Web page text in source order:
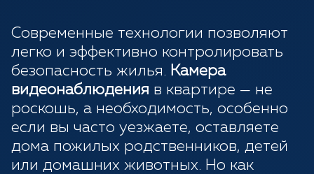
Современные технологии позволяют
легко и эффективно контролировать
безопасность жилья. Камера
видеонаблюдения в квартире — не
роскошь, а необходимость, особенно
если вы часто уезжаете, оставляете
дома пожилых родственников, детей
или домашних животных. Но как